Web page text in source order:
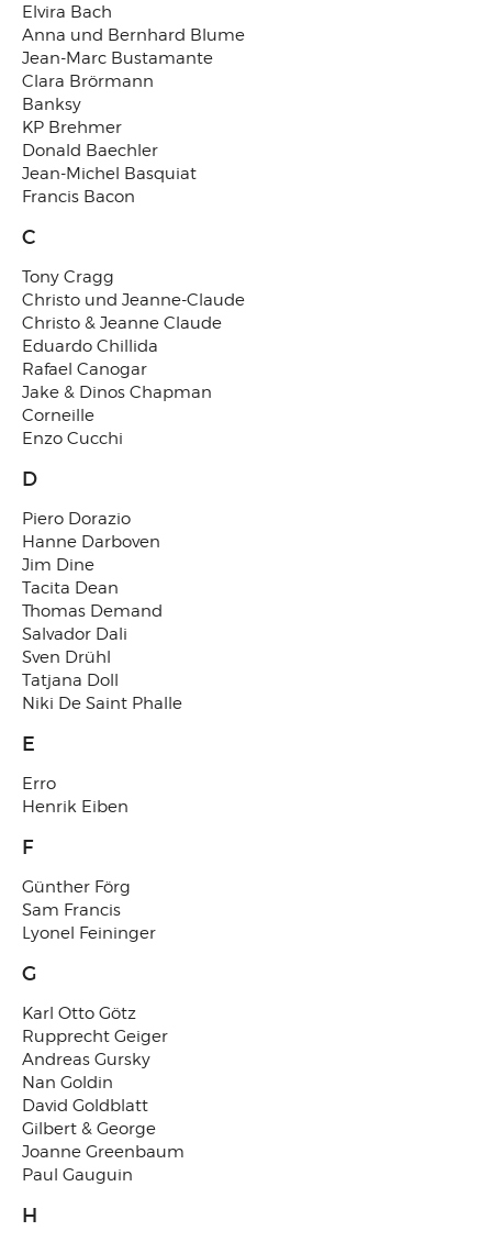
Elvira Bach
Anna und Bernhard Blume
Jean-Marc Bustamante
Clara Brörmann
Banksy
KP Brehmer
Donald Baechler
Jean-Michel Basquiat
Francis Bacon
C
Tony Cragg
Christo und Jeanne-Claude
Christo & Jeanne Claude
Eduardo Chillida
Rafael Canogar
Jake & Dinos Chapman
Corneille
Enzo Cucchi
D
Piero Dorazio
Hanne Darboven
Jim Dine
Tacita Dean
Thomas Demand
Salvador Dali
Sven Drühl
Tatjana Doll
Niki De Saint Phalle
E
Erro
Henrik Eiben
F
Günther Förg
Sam Francis
Lyonel Feininger
G
Karl Otto Götz
Rupprecht Geiger
Andreas Gursky
Nan Goldin
David Goldblatt
Gilbert & George
Joanne Greenbaum
Paul Gauguin
H